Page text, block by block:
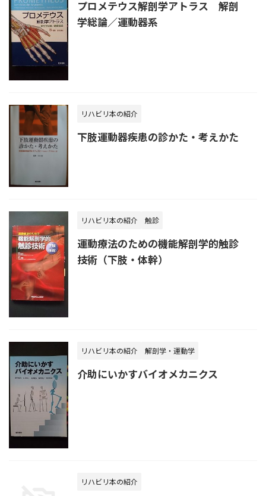
プロメテウス解剖学アトラス 解剖
学総論／運動器系
リハビリ本の紹介
下肢運動器疾患の診かた・考えかた
リハビリ本の紹介 触診
運動療法のための機能解剖学的触診
技術（下肢・体幹）
リハビリ本の紹介 解剖学・運動学
介助にいかすバイオメカニクス
リハビリ本の紹介